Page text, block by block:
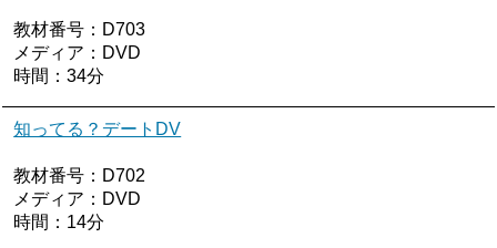
教材番号：D703
メディア：DVD
時間：34分
知ってる？デートDV
教材番号：D702
メディア：DVD
時間：14分